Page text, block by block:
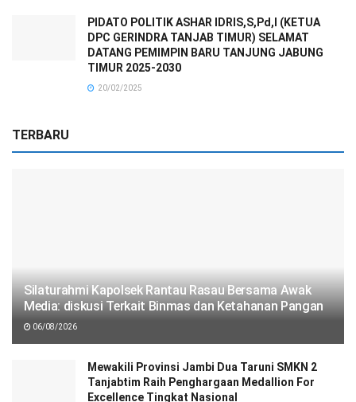
PIDATO POLITIK ASHAR IDRIS,S,Pd,I (KETUA
DPC GERINDRA TANJAB TIMUR) SELAMAT
DATANG PEMIMPIN BARU TANJUNG JABUNG
TIMUR 2025-2030
20/02/2025
TERBARU
Silaturahmi Kapolsek Rantau Rasau Bersama Awak
Media: diskusi Terkait Binmas dan Ketahanan Pangan
06/08/2026
Mewakili Provinsi Jambi Dua Taruni SMKN 2
Tanjabtim Raih Penghargaan Medallion For
Excellence Tingkat Nasional